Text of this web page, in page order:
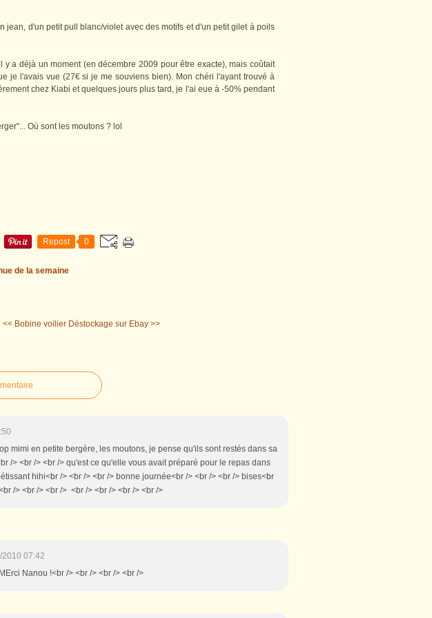
jean, d'un petit pull blanc/violet avec des motifs et d'un petit gilet à poils
y a déjà un moment (en décembre 2009 pour être exacte), mais coûtait
je l'avais vue (27€ si je me souviens bien). Mon chéri l'ayant trouvé à
chez Kiabi et quelques jours plus tard, je l'ai eue à -50% pendant
Où sont les moutons ? lol
Repost 0
de la semaine
<< Bobine voilier Déstockage sur Ebay >>
mimi en petite bergère, les moutons, je pense qu'ils sont restés dans sa
/> <br /> <br /> qu'est ce qu'elle vous avait préparé pour le repas dans
hihi<br /> <br /> <br /> bonne journée<br /> <br /> <br /> bises<br
/> <br /> <br /> <br /> <br /> <br /> <br />
2010 07:42
Nanou !<br /> <br /> <br /> <br />